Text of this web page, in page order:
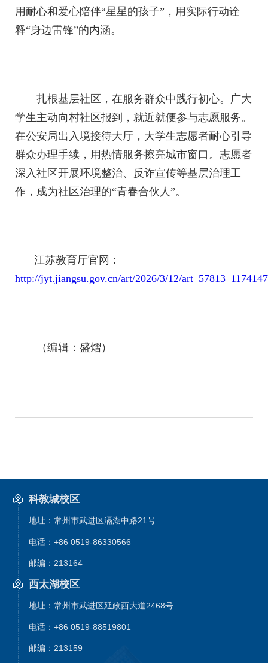
用耐心和爱心陪伴“星星的孩子”，用实际行动诠
释“身边雷锋”的内涵。
扎根基层社区，在服务群众中践行初心。广大
学生主动向村社区报到，就近就便参与志愿服务。
在公安局出入境接待大厅，大学生志愿者耐心引导
群众办理手续，用热情服务擦亮城市窗口。志愿者
深入社区开展环境整治、反诈宣传等基层治理工
作，成为社区治理的“青春合伙人”。
江苏教育厅官网：
http://jyt.jiangsu.gov.cn/art/2026/3/12/
（编辑：盛熠）
科教城校区
地址：常州市武进区滆湖中路21号
电话：+86 0519-86330566
邮编：213164
西太湖校区
地址：常州市武进区延政西大道2468号
电话：+86 0519-88519801
邮编：213159